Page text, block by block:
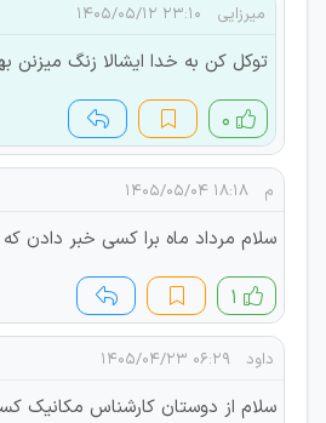
میرزایی ۲۳:۱۰ ۱۴۰۵/۰۵/۱۲
توکل کن به خدا ایشالا زنگ میزنن
۰
م ۱۸:۱۸ ۱۴۰۵/۰۵/۰۴
سلام مرداد ماه برا کسی خبر دادن که
۱
داود ۰۶:۲۹ ۱۴۰۵/۰۴/۲۳
سلام از دوستان کارشناس